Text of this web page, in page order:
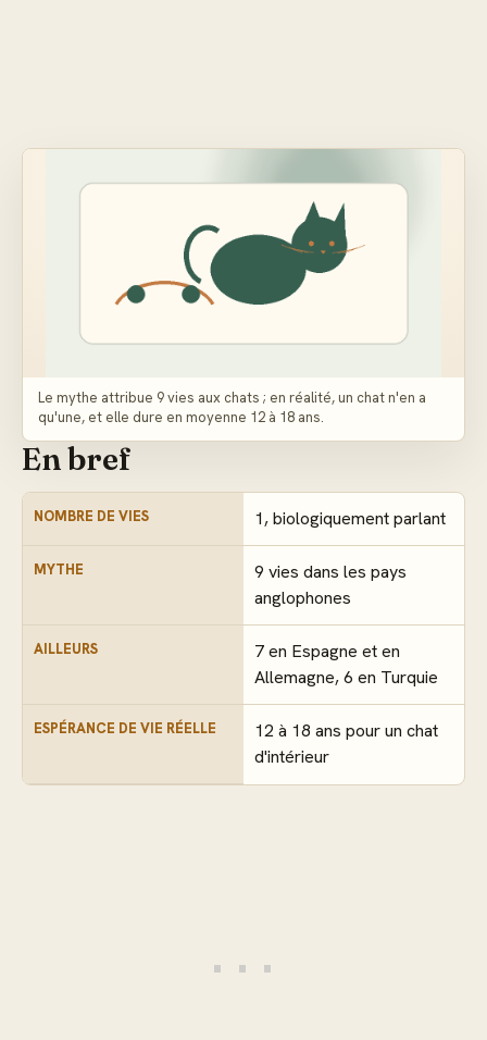
Le mythe attribue 9 vies aux chats ; en réalité, un chat n'en a
qu'une, et elle dure en moyenne 12 à 18 ans.
En bref
NOMBRE DE VIES 1, biologiquement parlant
MYTHE
9 vies dans les pays
anglophones
AILLEURS
7 en Espagne et en
Allemagne, 6 en Turquie
ESPÉRANCE DE VIE RÉELLE
12 à 18 ans pour un chat
d'intérieur